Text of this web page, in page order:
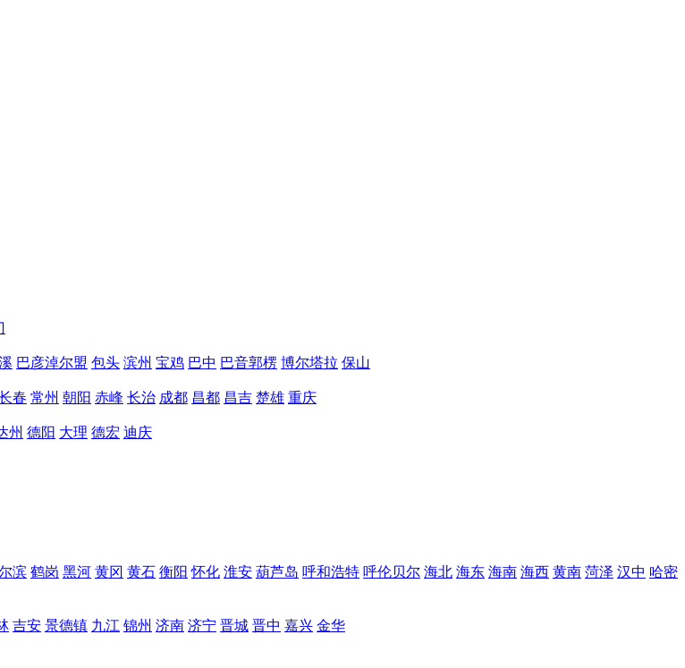
巴彦淖尔盟 包头 滨州 宝鸡 巴中 巴音郭楞 博尔塔拉 保山
春 常州 朝阳 赤峰 长治 成都 昌都 昌吉 楚雄 重庆
州 德阳 大理 德宏 迪庆
滨 鹤岗 黑河 黄冈 黄石 衡阳 怀化 淮安 葫芦岛 呼和浩特 呼伦贝尔 海北 海东 海南 海西 黄南 菏泽 汉中 哈密
吉安 景德镇 九江 锦州 济南 济宁 晋城 晋中 嘉兴 金华